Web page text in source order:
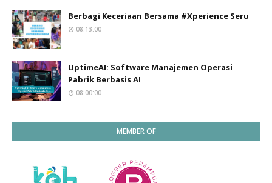
Berbagi Keceriaan Bersama #Xperience Seru
08:13:00
UptimeAI: Software Manajemen Operasi
Pabrik Berbasis AI
08:00:00
MEMBER OF